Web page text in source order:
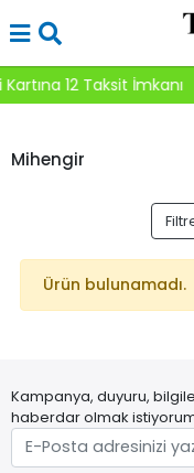
12 Taksit İmkanı
Mihengir
Ürün bulunamadı.
Kampanya, duyuru,
haberdar olmak